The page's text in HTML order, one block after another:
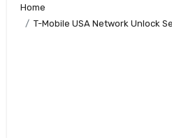
Home
T-Mobile USA Network Unlock